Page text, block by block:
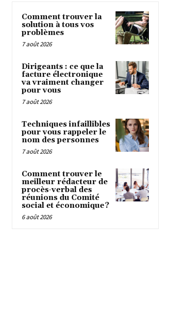
Comment trouver la
solution à tous vos
problèmes
7 août 2026
Dirigeants : ce que la
facture électronique
va vraiment changer
pour vous
7 août 2026
Techniques infaillibles
pour vous rappeler le
nom des personnes
7 août 2026
Comment trouver le
meilleur rédacteur de
procès-verbal des
réunions du Comité
social et économique ?
6 août 2026